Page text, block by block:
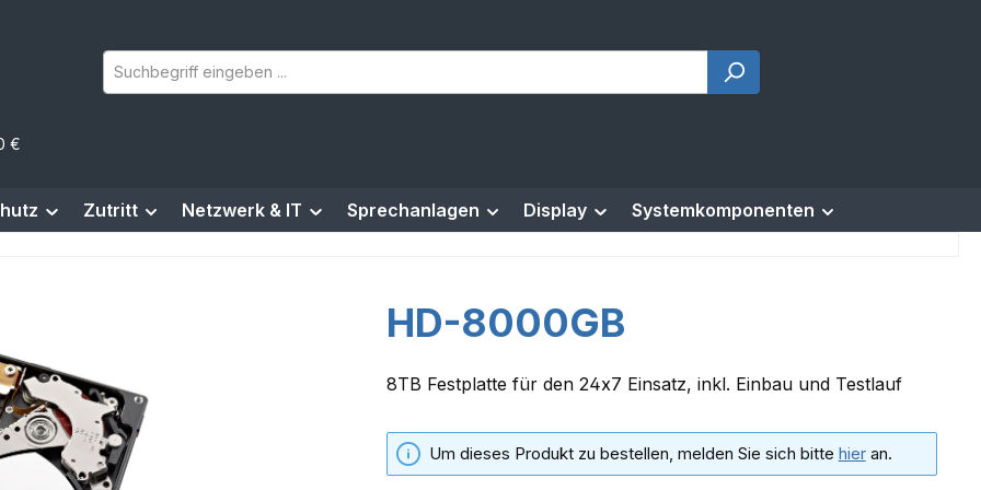
€
Zutritt Netzwerk & IT Sprechanlagen Display Systemkomponenten
HD-8000GB
8TB Festplatte für den 24x7 Einsatz, inkl. Einbau und Testlauf
Um dieses Produkt zu bestellen, melden Sie sich bitte hieran.